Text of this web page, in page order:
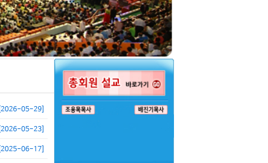
[2026-05-29]
[2026-05-23]
[2025-06-17]